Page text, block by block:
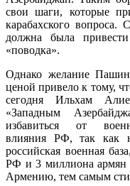
свои шаги, которые
карабахского
должна была
«поводка».
Однако желание
ценой привело к тому,
сегодня Ильхам
«Западным
избавиться от
влияния РФ, так как
российская военная
РФ и 3 миллиона
Армению, тем самым